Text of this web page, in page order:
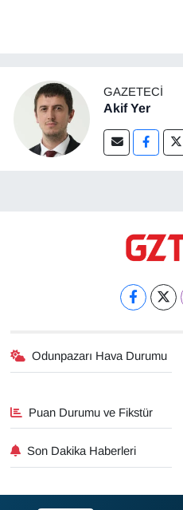
GAZETECI
Akif Yer
Odunpazarı Hava Durumu
Puan Durumu ve Fikstür
Son Dakika Haberleri